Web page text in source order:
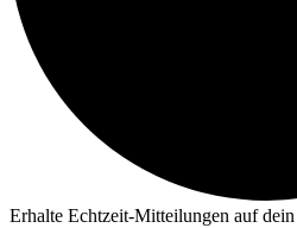
Erhalte Echtzeit-Mitteilungen auf